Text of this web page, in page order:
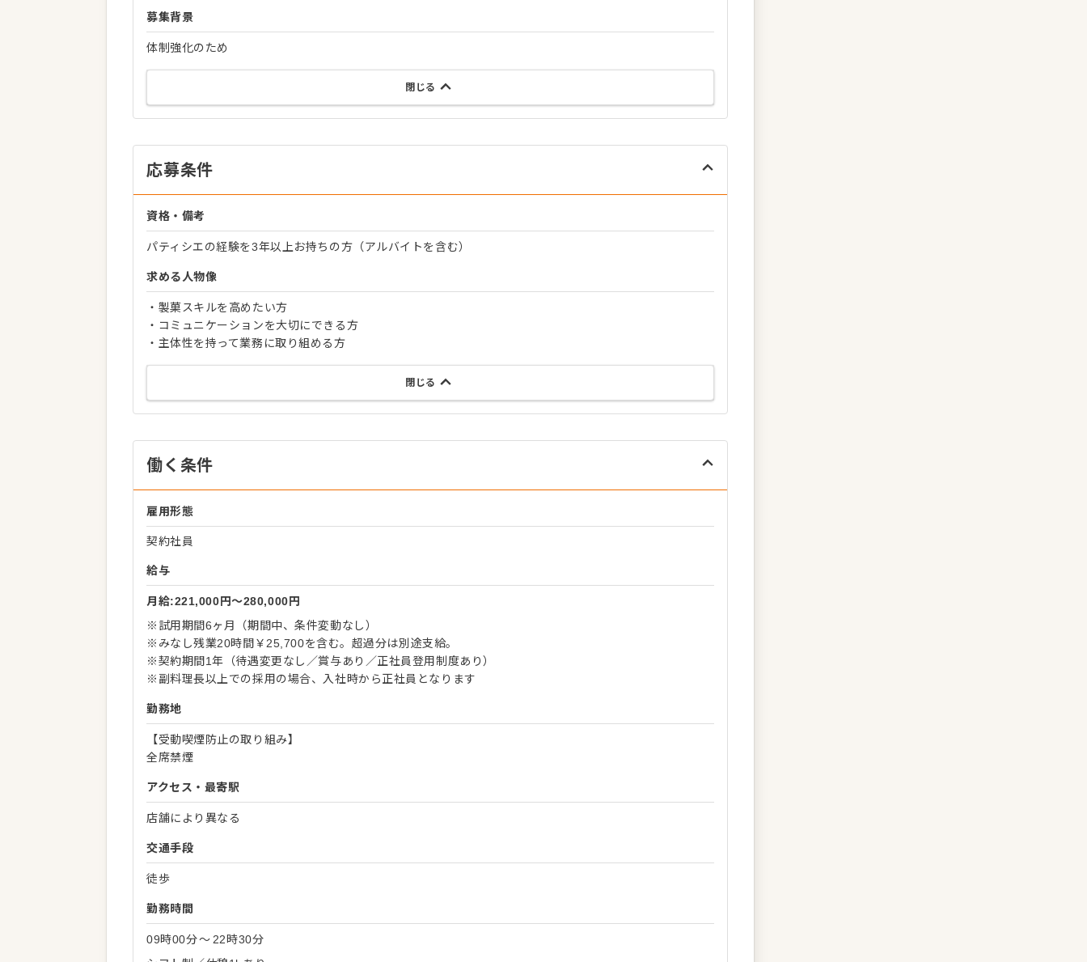
募集背景
体制強化のため
閉じる
応募条件
資格・備考
パティシエの経験を3年以上お持ちの方（アルバイトを含む）
求める人物像
・製菓スキルを高めたい方
・コミュニケーションを大切にできる方
・主体性を持って業務に取り組める方
閉じる
働く条件
雇用形態
契約社員
給与
月給:221,000円〜280,000円
※試用期間6ヶ月（期間中、条件変動なし）
※みなし残業20時間￥25,700を含む。超過分は別途支給。
※契約期間1年（待遇変更なし／賞与あり／正社員登用制度あり）
※副料理長以上での採用の場合、入社時から正社員となります
勤務地
【受動喫煙防止の取り組み】
全席禁煙
アクセス・最寄駅
店舗により異なる
交通手段
徒歩
勤務時間
09時00分〜 22時30分